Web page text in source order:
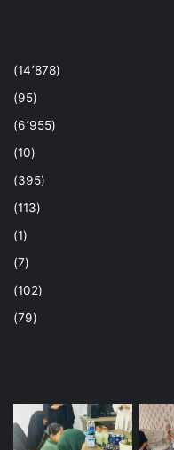
(14٬878)
(95)
(6٬955)
(10)
(395)
(113)
(1)
(7)
(102)
(79)